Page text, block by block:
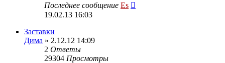
Последнее сообщение Es
19.02.13 16:03
Заставки
Дима » 2.12.12 14:09
2 Ответы
29304 Просмотры